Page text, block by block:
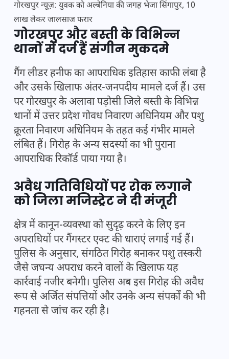
गोरखपुर न्यूज़: युवक को अल्बेनिया की जगह भेजा सिंगापुर, 10
लाख लेकर जालसाज फरार
गोरखपुर और बस्ती के विभिन्न
थानों में दर्ज हैं संगीन मुकदमे
गैंग लीडर हनीफ का आपराधिक इतिहास काफी लंबा है
और उसके खिलाफ अंतर-जनपदीय मामले दर्ज हैं। उस
पर गोरखपुर के अलावा पड़ोसी जिले बस्ती के विभिन्न
थानों में उत्तर प्रदेश गोवध निवारण अधिनियम और पशु
क्रूरता निवारण अधिनियम के तहत कई गंभीर मामले
लंबित हैं। गिरोह के अन्य सदस्यों का भी पुराना
आपराधिक रिकॉर्ड पाया गया है।
अवैध गतिविधियों पर रोक लगाने
को जिला मजिस्ट्रेट ने दी मंजूरी
क्षेत्र में कानून-व्यवस्था को सुदृढ़ करने के लिए इन
अपराधियों पर गैंगस्टर एक्ट की धाराएं लगाई गई हैं।
पुलिस के अनुसार, संगठित गिरोह बनाकर पशु तस्करी
जैसे जघन्य अपराध करने वालों के खिलाफ यह
कार्रवाई नजीर बनेगी। पुलिस अब इस गिरोह की अवैध
रूप से अर्जित संपत्तियों और उनके अन्य संपर्कों की भी
गहनता से जांच कर रही है।